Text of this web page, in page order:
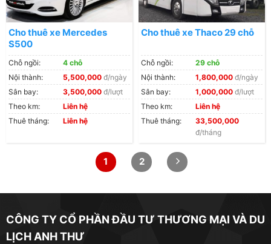
Cho thuê xe Sedona
Dòng xe 16 chỗ
Dòng xe 16 chỗ tại xe Anh Thư
Cho thuê xe Mercedes
S500
Chỗ ngồi:
4 chỗ
Nội thành:
5,500,000 đ/ngày
Sân bay:
3,500,000 đ/lượt
Theo km:
Liên hệ
Thuê tháng:
Liên hệ
Cho thuê xe Thaco 29 chỗ
Chỗ ngồi:
29 chỗ
Nội thành:
1,800,000 đ/ngày
Sân bay:
1,000,000 đ/lượt
Theo km:
Liên hệ
Thuê tháng:
33,500,000
đ/tháng
1 2
CÔNG TY CỔ PHẦN ĐẦU TƯ THƯƠNG MẠI VÀ DU
LỊCH ANH THƯ